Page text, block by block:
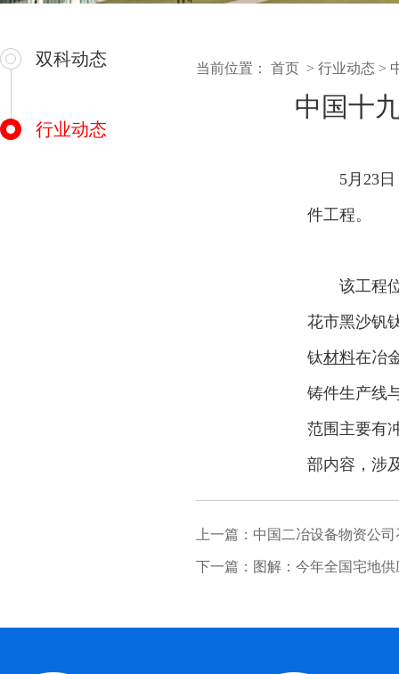
双科动态
行业动态
当前位置： 首页 > 行业动态 >
中国十
5月23日
件工程。
该工程位
花市黑沙钒
钛材料在冶
铸件生产线
范围主要有
部内容，涉
上一篇： 中国二冶设备物资公
下一篇： 图解：今年全国宅地